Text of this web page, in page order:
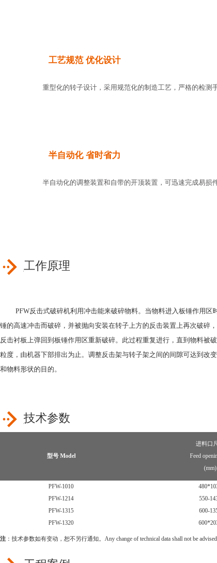
工艺规范 优化设计
重型化的转子设计，采用规范化的制造工艺，严格的检测手
半自动化 省时省力
半自动化的调整装置和自带的开顶装置，可迅速完成易损件
工作原理
PFW反击式破碎机利用冲击能来破碎物料。当物料进入板锤作用区
锤的高速冲击而破碎，并被抛向安装在转子上方的反击装置上再次破碎
反击衬板上弹回到板锤作用区重新破碎。此过程重复进行，直到物料被
粒度，由机器下部排出为止。调整反击架与转子架之间的间隙可达到改
和物料形状的目的。
技术参数
型号 Model
进料口
Feed
(mm)
PFW-1010
PFW-1214
550-
PFW-1315
600-
PFW-1320
注 ：技术参数如有变动，恕不另行通知。Any change of technical data shall not be